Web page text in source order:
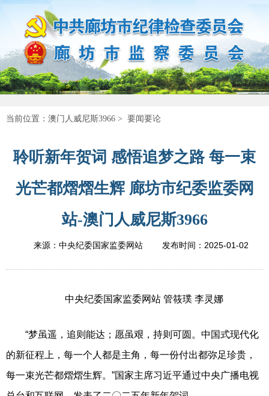
当前位置： 澳门人威尼斯3966 > 要闻要论
聆听新年贺词 感悟追梦之路 每一束
光芒都熠熠生辉 廊坊市纪委监委网
站-澳门人威尼斯3966
来源：中央纪委国家监委网站 发布时间： 2025-01-02
中央纪委国家监委网站 管筱璞 李灵娜
“梦虽遥，追则能达；愿虽艰，持则可圆。中国式现代化
的新征程上，每一个人都是主角，每一份付出都弥足珍贵，
每一束光芒都熠熠生辉。”国家主席习近平通过中央广播电视